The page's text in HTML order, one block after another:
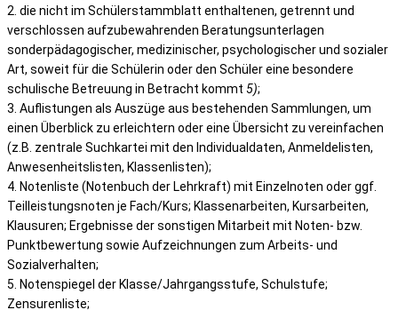
2. die nicht im Schülerstammblatt enthaltenen, getrennt und
verschlossen aufzubewahrenden Beratungsunterlagen
sonderpädagogischer, medizinischer, psychologischer und sozialer
Art, soweit für die Schülerin oder den Schüler eine besondere
schulische Betreuung in Betracht kommt 5);
3. Auflistungen als Auszüge aus bestehenden Sammlungen, um
einen Überblick zu erleichtern oder eine Übersicht zu vereinfachen
(z.B. zentrale Suchkartei mit den Individualdaten, Anmeldelisten,
Anwesenheitslisten, Klassenlisten);
4. Notenliste (Notenbuch der Lehrkraft) mit Einzelnoten oder ggf.
Teilleistungsnoten je Fach/Kurs; Klassenarbeiten, Kursarbeiten,
Klausuren; Ergebnisse der sonstigen Mitarbeit mit Noten- bzw.
Punktbewertung sowie Aufzeichnungen zum Arbeits- und
Sozialverhalten;
5. Notenspiegel der Klasse/Jahrgangsstufe, Schulstufe;
Zensurenliste;